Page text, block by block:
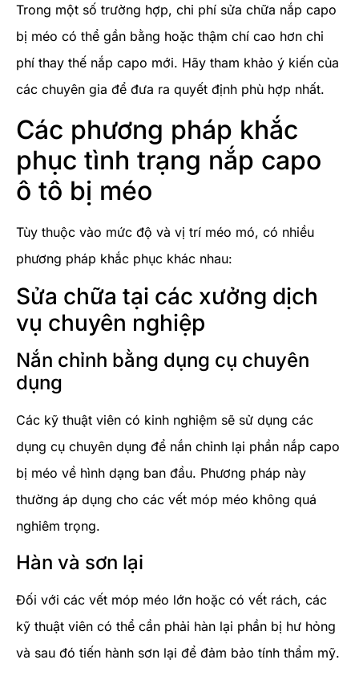
Trong một số trường hợp, chi phí sửa chữa nắp capo
bị méo có thể gần bằng hoặc thậm chí cao hơn chi
phí thay thế nắp capo mới. Hãy tham khảo ý kiến của
các chuyên gia để đưa ra quyết định phù hợp nhất.
Các phương pháp khắc
phục tình trạng nắp capo
ô tô bị méo
Tùy thuộc vào mức độ và vị trí méo mó, có nhiều
phương pháp khắc phục khác nhau:
Sửa chữa tại các xưởng dịch
vụ chuyên nghiệp
Nắn chỉnh bằng dụng cụ chuyên
dụng
Các kỹ thuật viên có kinh nghiệm sẽ sử dụng các
dụng cụ chuyên dụng để nắn chỉnh lại phần nắp capo
bị méo về hình dạng ban đầu. Phương pháp này
thường áp dụng cho các vết móp méo không quá
nghiêm trọng.
Hàn và sơn lại
Đối với các vết móp méo lớn hoặc có vết rách, các
kỹ thuật viên có thể cần phải hàn lại phần bị hư hỏng
và sau đó tiến hành sơn lại để đảm bảo tính thẩm mỹ.